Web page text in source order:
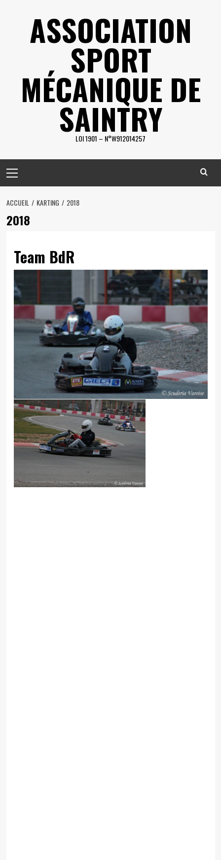
ASSOCIATION
SPORT
MÉCANIQUE DE
SAINTRY
LOI 1901 – N°W912014257
Menu
ACCUEIL KARTING 2018
2018
Team BdR